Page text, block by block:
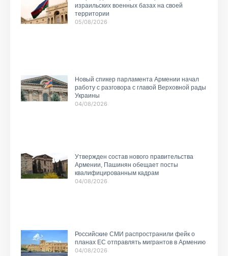
израильских военных базах на своей
территории
05/08/2026
Новый спикер парламента Армении начал
работу с разговора с главой Верховной рады
Украины
04/08/2026
Утвержден состав нового правительства
Армении, Пашинян обещает посты
квалифицированным кадрам
04/08/2026
Российские СМИ распространили фейк о
планах ЕС отправлять мигрантов в Армению
04/08/2026